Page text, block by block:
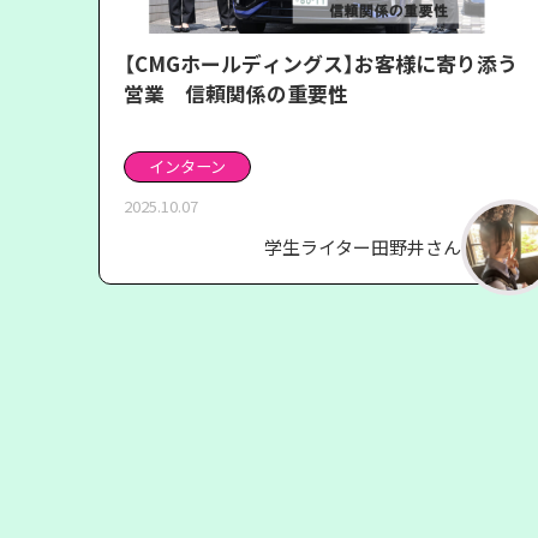
【CMGホールディングス】お客様に寄り添う
営業 信頼関係の重要性
インターン
2025.10.07
学生ライター田野井さん